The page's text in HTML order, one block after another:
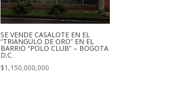
SE VENDE CASALOTE EN EL
“TRIANGULO DE ORO” EN EL
BARRIO “POLO CLUB” – BOGOTA
D.C.
$1,150,000,000